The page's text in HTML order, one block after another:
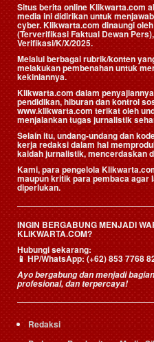
Situs berita online Klikwarta.com
media ini didirikan untuk
cyber. Klikwarta.com dinaungi oleh
(Terverifikasi Faktual Dewan Pers)
Verifikasi/K/X/2025.
Melalui berbagai rubrik/konten
melakukan pembenahan untuk
kekiniannya.
Klikwarta.com dalam
pendidikan, hiburan dan kontrol
www.klikwarta.com terikat oleh
menjalankan tugas jurnalistik
Selain itu, undang-undang dan
kerja redaksi dalam hal
kaidah jurnalistik, mencerdaskan
Kami, para pengelola
maupun kritik para pembaca agar
diperlukan.
INGIN BERGABUNG MENJADI
KLIKWARTA.COM?
Hubungi sekarang:
📱HP/WhatsApp:(+62) 853 7768
Ayo bergabung dan menjadi
profesional, dan terpercaya!
Redaksi